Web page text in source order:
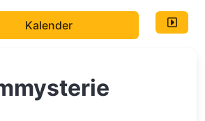
MyWiNA
Kalender